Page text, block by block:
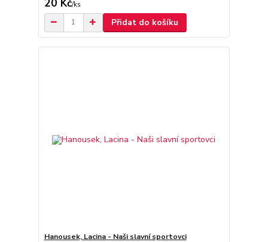
/ks
Přidat do košíku
Hanousek, Lacina - Naši slavní sportovci